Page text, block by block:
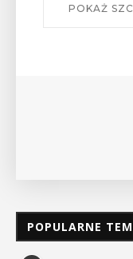
W środę 12
POPULARNE